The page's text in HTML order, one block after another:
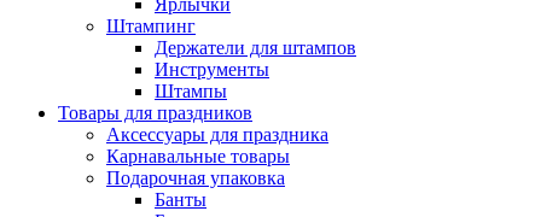
Ярлычки
Штампинг
Держатели для штампов
Инструменты
Штампы
Товары для праздников
Аксессуары для праздника
Карнавальные товары
Подарочная упаковка
Банты